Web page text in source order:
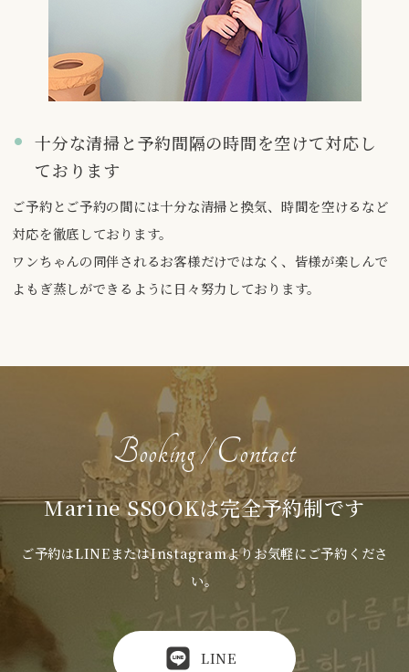
十分な清掃と予約間隔の時間を空けて対応し
ております
ご予約とご予約の間には十分な清掃と換気、時間を空けるなど
対応を徹底しております。
ワンちゃんの同伴されるお客様だけではなく、皆様が楽しんで
よもぎ蒸しができるように日々努力しております。
Booking / Contact
Marine SSOOKは完全予約制です
ご予約はLINEまたはInstagramよりお気軽にご予約くださ
い。
LINE